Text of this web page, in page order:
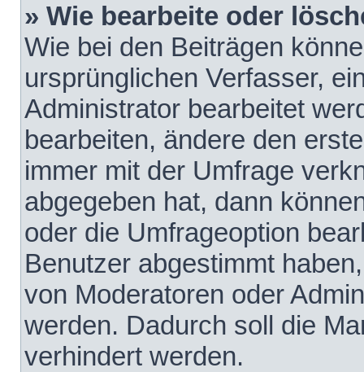
» Wie bearbeite oder
Wie bei den Beiträgen
ursprünglichen Verfasser,
Administrator bearbeitet
bearbeiten, ändere den
immer mit der Umfrage
abgegeben hat, dann
oder die Umfrageoption
Benutzer abgestimmt
von Moderatoren oder
werden. Dadurch soll die
verhindert werden.